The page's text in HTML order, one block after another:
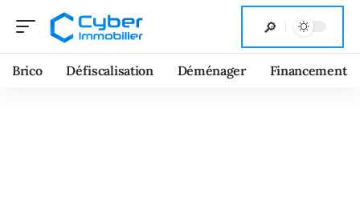
Brico Défiscalisation Déménager Financement